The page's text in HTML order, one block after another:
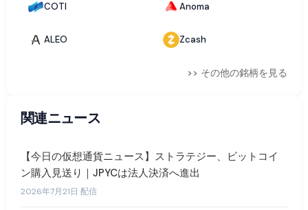
COTI Anoma
ALEO Zcash
>> その他の銘柄を見る
関連ニュース
【今日の仮想通貨ニュース】ストラテジー、ビットコイ
ン購入見送り｜JPYCは法人決済へ進出
2026年7月21日 配信